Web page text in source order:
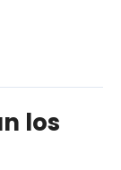
los